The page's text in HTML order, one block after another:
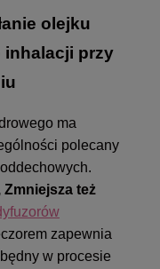
olejku
inhalacji przy
ma
polecany
też
zapewnia
w procesie